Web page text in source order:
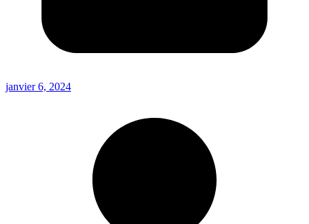
janvier 6, 2024